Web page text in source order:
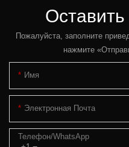
Пожалуйста, заполните
нажмите
Имя
Электронная Почта
Телефон/WhatsApp